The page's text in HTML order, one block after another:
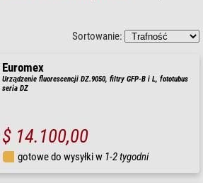
Sortowanie:
Euromex
Urządzenie fluorescencji DZ.9050, filtry GFP-B i L, fototubus
seria DZ
$ 14.100,00
gotowe do wysyłki w 1-2 tygodni